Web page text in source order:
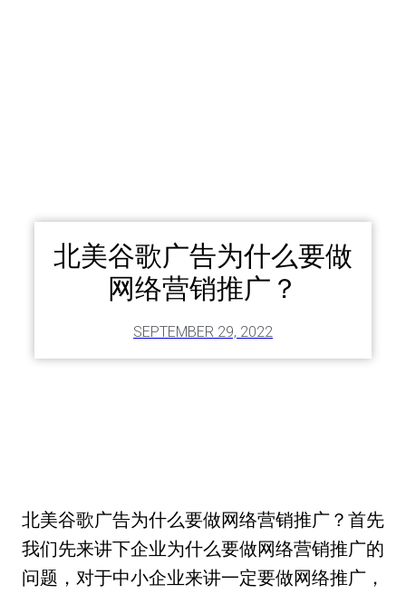
北美谷歌广告为什么要做
网络营销推广？
SEPTEMBER 29, 2022
北美谷歌广告为什么要做网络营销推广？首先
我们先来讲下企业为什么要做网络营销推广的
问题，对于中小企业来讲一定要做网络推广，